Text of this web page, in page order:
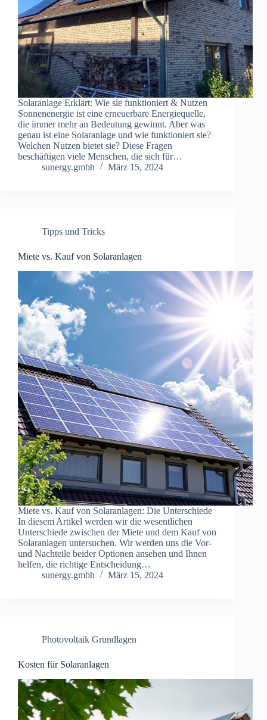
Solaranlage Erklärt: Wie sie funktioniert & Nutzen
Sonnenenergie ist eine erneuerbare Energiequelle,
die immer mehr an Bedeutung gewinnt. Aber was
genau ist eine Solaranlage und wie funktioniert sie?
Welchen Nutzen bietet sie? Diese Fragen
beschäftigen viele Menschen, die sich für…
sunergy.gmbh
März 15, 2024
Tipps und Tricks
Miete vs. Kauf von Solaranlagen
Miete vs. Kauf von Solaranlagen: Die Unterschiede
In diesem Artikel werden wir die wesentlichen
Unterschiede zwischen der Miete und dem Kauf von
Solaranlagen untersuchen. Wir werden uns die Vor-
und Nachteile beider Optionen ansehen und Ihnen
helfen, die richtige Entscheidung…
sunergy.gmbh
März 15, 2024
Photovoltaik Grundlagen
Kosten für Solaranlagen